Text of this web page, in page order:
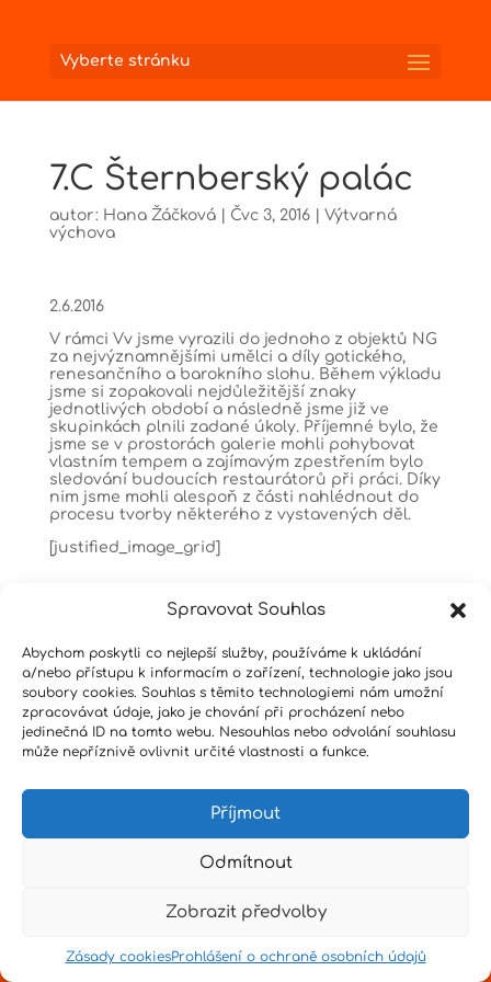
Spravovat Souhlas
Abychom poskytli co nejlepší služby, používáme k ukládání
a/nebo přístupu k informacím o zařízení, technologie jako jsou
soubory cookies. Souhlas s těmito technologiemi nám umožní
zpracovávat údaje, jako je chování při procházení nebo
jedinečná ID na tomto webu. Nesouhlas nebo odvolání souhlasu
může nepříznivě ovlivnit určité vlastnosti a funkce.
Příjmout
Odmítnout
Zobrazit předvolby
Zásady cookiesProhlášení o ochraně osobních údajů
Vyberte stránku
7.C Šternberský palác
autor: Hana Žáčková| Čvc 3, 2016| Výtvarná
výchova
2.6.2016
V rámci Vv jsme vyrazili do jednoho z objektů NG
za nejvýznamnějšími umělci a díly gotického,
renesančního a barokního slohu. Během výkladu
jsme si zopakovali nejdůležitější znaky
jednotlivých období a následně jsme již ve
skupinkách plnili zadané úkoly. Příjemné bylo, že
jsme se v prostorách galerie mohli pohybovat
vlastním tempem a zajímavým zpestřením bylo
sledování budoucích restaurátorů při práci. Díky
nim jsme mohli alespoň z části nahlédnout do
procesu tvorby některého z vystavených děl.
[justified_image_grid]
Design bySenpai| Hvězdné psaní|Pro učitele